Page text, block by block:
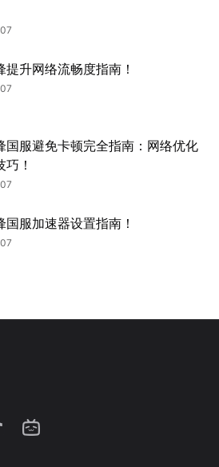
提升网络流畅度指南！
国服避免卡顿完全指南：网络优化
！
国服加速器设置指南！